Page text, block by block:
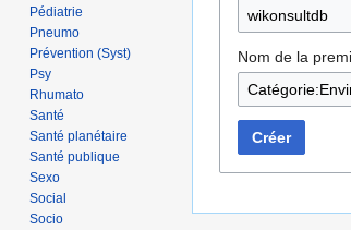
Nom de la
Créer
Pédiatrie
Pneumo
Prévention (Syst)
Psy
Rhumato
Santé
Santé planétaire
Santé publique
Sexo
Social
Socio